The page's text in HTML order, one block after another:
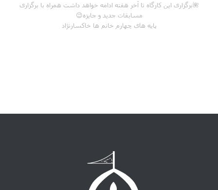
🌺برگزاری این کارگاه تا آخر هفته ادامه خواهد داشت همراه با برگزاری
مسابقات جدید و جایزه😉
پایه های چهارم خانم ها خاکسارنژاد